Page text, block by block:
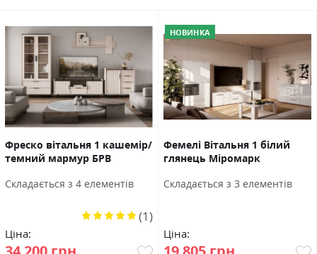
Фреско вітальня 1 кашемір/
темний мармур БРВ
Cкладається з 4 елементів
Ціна:
Рейтинг: (1)
НОВИНКА
Фемелі Вітальня 1 білий
глянець Міромарк
Cкладається з 3 елементів
Ціна: